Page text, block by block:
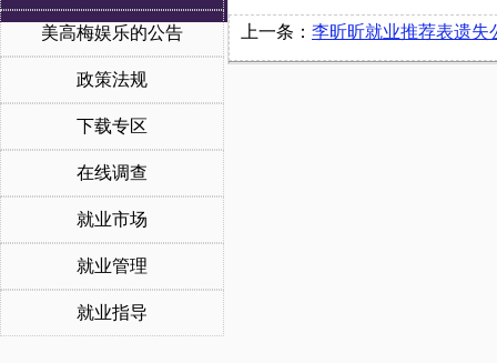
美高梅娱乐的公告
政策法规
下载专区
在线调查
就业市场
就业管理
就业指导
上一条： 李昕昕就业推荐表遗失